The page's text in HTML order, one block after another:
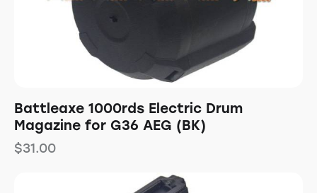
Battleaxe 1000rds Electric Drum
Magazine for G36 AEG (BK)
$31.00